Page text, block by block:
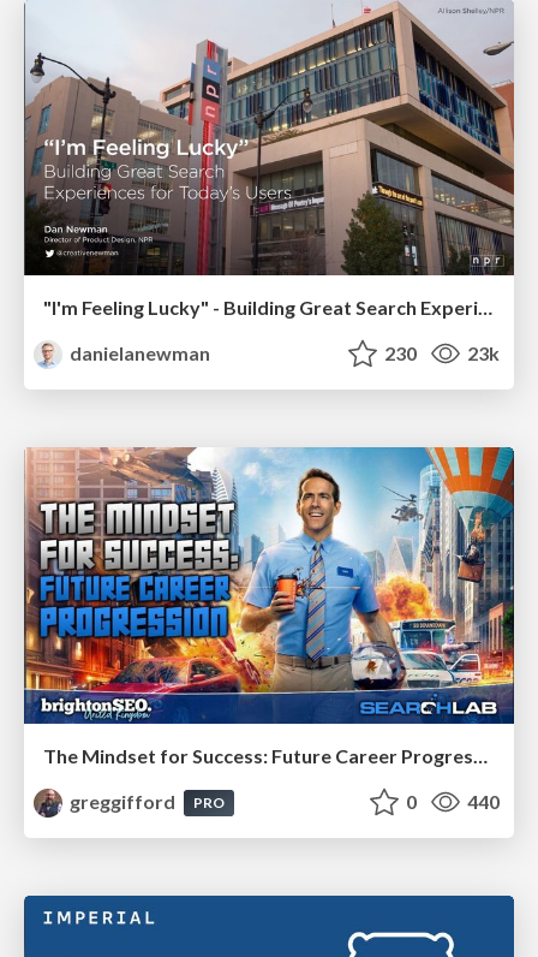
"I'm Feeling Lucky" - Building Great Search Experiences for Today's Users (#IAC19)
danielanewman
230 23k
The Mindset for Success: Future Career Progression
greggifford
PRO 0 440